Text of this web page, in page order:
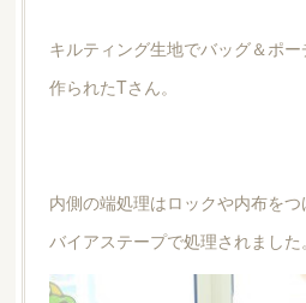
キルティング生地でバッグ＆ポー
作られたTさん。
内側の端処理はロックや内布をつ
バイアステープで処理されました。